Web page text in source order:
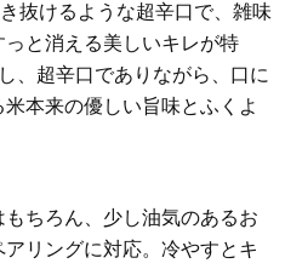
抜けるような超辛口で、雑味
と消える美しいキレが特
、超辛口でありながら、口に
本来の優しい旨味とふくよ
ちろん、少し油気のあるお
リングに対応。冷やすとキ